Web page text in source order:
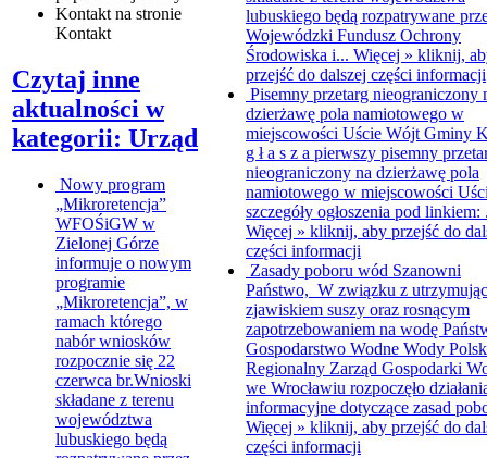
Kontakt na stronie
Kontakt
Czytaj inne
aktualności w
kategorii: Urząd
Nowy program
„Mikroretencja”
WFOŚiGW w
Zielonej Górze
informuje o nowym
programie
„Mikroretencja”, w
ramach którego
nabór wniosków
rozpocznie się 22
czerwca br.Wnioski
składane z terenu
województwa
lubuskiego będą
lubuskiego będą rozpatrywane
Wojewódzki Fundusz Ochrony
Środowiska i... Więcej » kliknij,
przejść do dalszej części informacji
Pisemny przetarg nieograniczony
dzierżawę pola namiotowego w
miejscowości Uście Wójt Gminy
g ł a s z a pierwszy pisemny
nieograniczony na dzierżawę pola
namiotowego w miejscowości
szczegóły ogłoszenia pod linkiem:
Więcej » kliknij, aby przejść do
części informacji
Zasady poboru wód Szanowni
Państwo, W związku z
zjawiskiem suszy oraz rosnącym
zapotrzebowaniem na wodę
Gospodarstwo Wodne Wody
Regionalny Zarząd Gospodarki
we Wrocławiu rozpoczęło
informacyjne dotyczące zasad
Więcej » kliknij, aby przejść do
części informacji